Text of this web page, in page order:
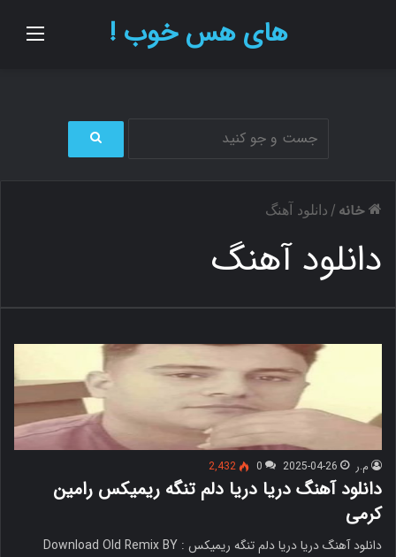
های هس خوب !
ج
ی
خانه / دانلود آهنگ
دانلود آهنگ
م.ر 2025-04-26
0
2,432
دانلود آهنگ دریا دریا دلم تنگه ریمیکس رامین
کرمی
دانلود آهنگ دریا دریا دلم تنگه ریمیکس Download Old Remix BY :